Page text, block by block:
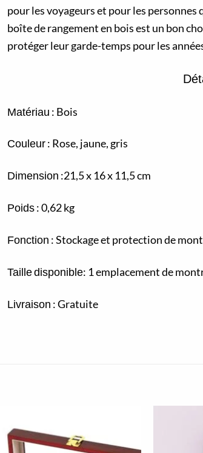
pour les voyageurs et pour les
boîte de rangement en bois est un bon
protéger leur garde-temps pour les
Matériau : Bois
Couleur: Rose, jaune, gris
Dimension :21,5 x 16 x 11,5 cm
Poids: 0,62 kg
Fonction : Stockage et protection de
Tailledisponible: 1 emplacement de
Livraison : Gratuite